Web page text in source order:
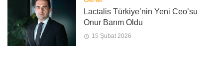
Lactalis Türkiye’nin Yeni Ceo’su
Onur Barım Oldu
15 Şubat 2026